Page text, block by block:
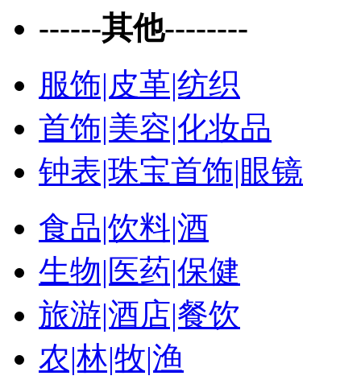
------其他--------
服饰|皮革|纺织
首饰|美容|化妆品
钟表|珠宝首饰|眼镜
食品|饮料|酒
生物|医药|保健
旅游|酒店|餐饮
农|林|牧|渔